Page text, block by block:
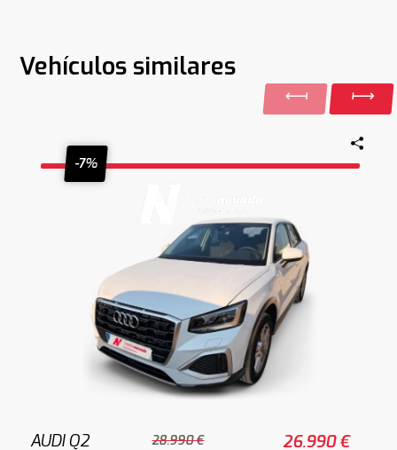
Vehículos similares
-7%
AUDI Q2 28.990 € 26.990 €